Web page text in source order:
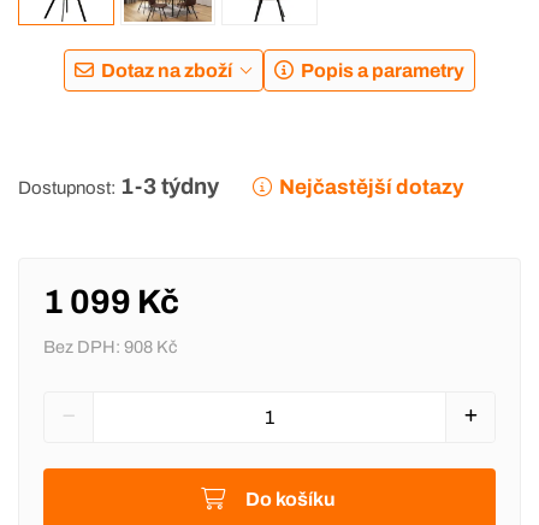
Dotaz na zboží Popis a parametry
Dostupnost: 1-3 týdny Nejčastější dotazy
1 099 Kč
Bez DPH: 908 Kč
Do košíku